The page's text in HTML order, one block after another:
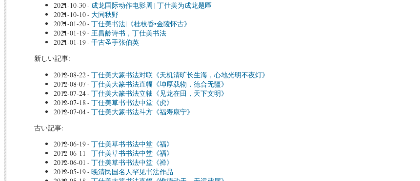
2021-10-30- 成龙国际动作电影周 | 丁仕美为成龙题匾
2021-10-10- 大同秋野
2021-01-20- 丁仕美书法|《桂枝香•金陵怀古》
2021-01-19- 王昌龄诗书，丁仕美书法
2021-01-19- 千古圣手张伯英
新しい記事:
2012-08-22- 丁仕美大篆书法对联《天机清旷长生海，心地光明不夜灯》
2012-08-07 - 丁仕美大篆书法直幅《坤厚载物，德合无疆》
2012-07-24- 丁仕美大篆书法立轴《见龙在田，天下文明》
2012-07-18 - 丁仕美草书书法中堂《虎》
2012-07-04- 丁仕美大篆书法斗方《福寿康宁》
古い記事:
2012-06-19- 丁仕美草书书法中堂《福》
2012-06-11 - 丁仕美草书书法中堂《福》
2012-06-01 - 丁仕美草书书法中堂《禅》
2012-05-19- 晚清民国名人罕见书法作品